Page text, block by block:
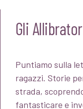
Gli
Puntiamo sulla
ragazzi. Storie
strada,
fantasticare e